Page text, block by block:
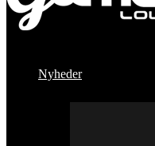
Nyheder